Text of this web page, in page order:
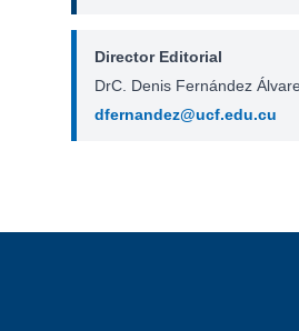
Director Editorial
DrC. Denis Fernández
dfernandez@ucf.edu.cu